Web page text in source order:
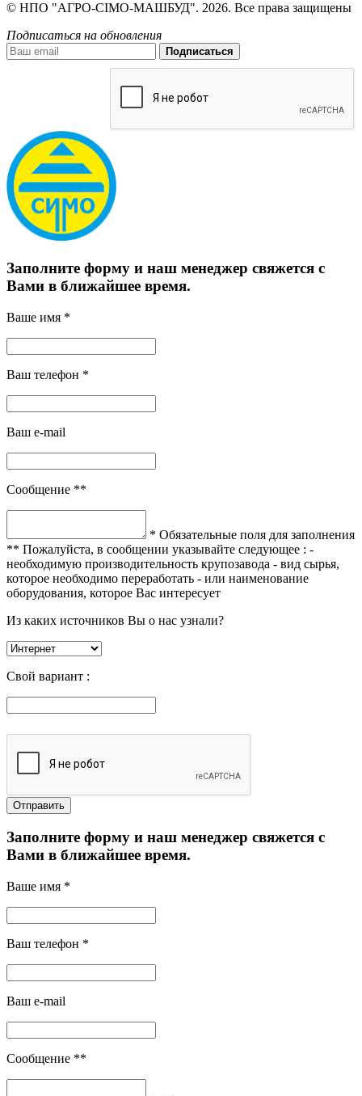
© НПО "АГРО-СІМО-МАШБУД". 2026. Все права защищены
Подписаться на обновления
Подписаться
Заполните форму и наш менеджер свяжется с
Вами в ближайшее время.
Ваше имя *
Ваш телефон *
Ваш e-mail
Сообщение **
* Обязательные поля для заполнения
** Пожалуйста, в сообщении указывайте следующее : -
необходимую производительность крупозавода - вид сырья,
которое необходимо переработать - или наименование
оборудования, которое Вас интересует
Из каких источников Вы о нас узнали?
Свой вариант :
Заполните форму и наш менеджер свяжется с
Вами в ближайшее время.
Ваше имя *
Ваш телефон *
Ваш e-mail
Сообщение **